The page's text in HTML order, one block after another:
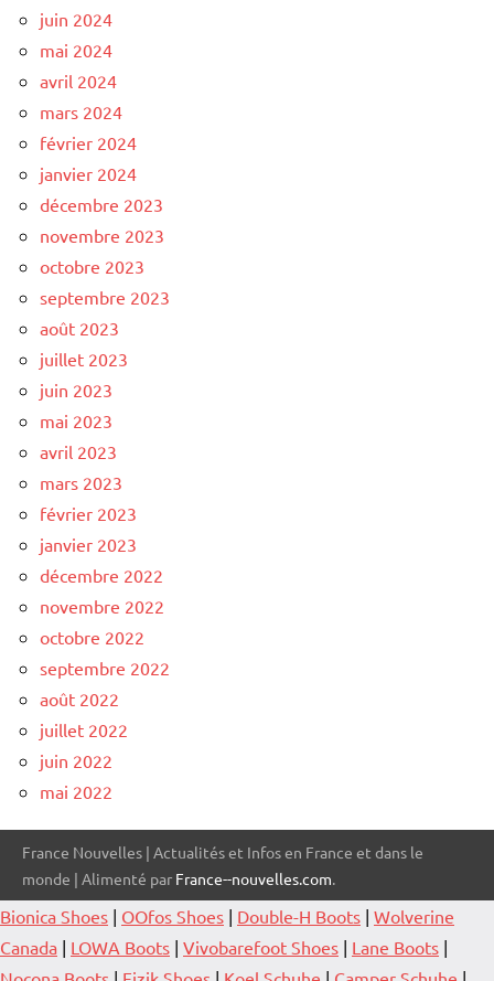
juin 2024
mai 2024
avril 2024
mars 2024
février 2024
janvier 2024
décembre 2023
novembre 2023
octobre 2023
septembre 2023
août 2023
juillet 2023
juin 2023
mai 2023
avril 2023
mars 2023
février 2023
janvier 2023
décembre 2022
novembre 2022
octobre 2022
septembre 2022
août 2022
juillet 2022
juin 2022
mai 2022
France Nouvelles | Actualités et Infos en France et dans le
monde | Alimenté par France--nouvelles.com
Bionica Shoes | OOfos Shoes | Double-H Boots | Wolverine
Canada | LOWA Boots | Vivobarefoot Shoes | Lane Boots |